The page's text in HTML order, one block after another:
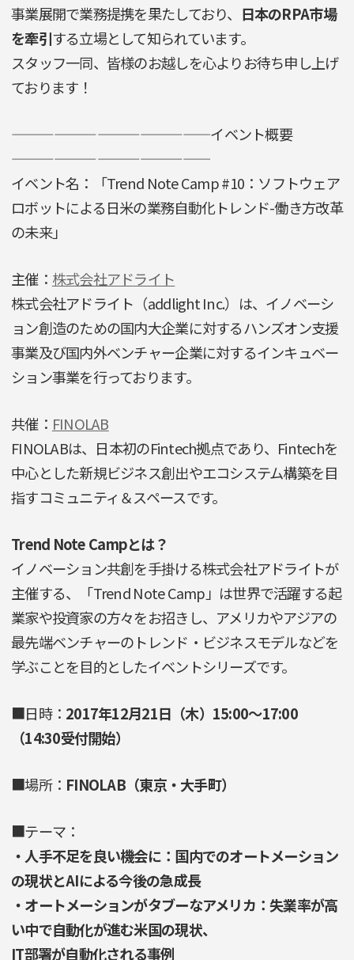
事業展開で業務提携を果たしており、 日本のRPA市場
を牽引する立場として知られています。
スタッフ一同、皆様のお越しを心よりお待ち申し上げ
ております！
——————————————イベント概要
——————————————
イベント名：「Trend Note Camp #10：ソフトウェア
ロボットによる日米の業務自動化トレンド-働き方改革
の未来」
主催： 株式会社アドライト
株式会社アドライト（addlight Inc.）は、イノベーシ
ョン創造のための国内大企業に対するハンズオン支援
事業及び国内外ベンチャー企業に対するインキュベー
ション事業を行っております。
共催： FINOLAB
FINOLABは、日本初のFintech拠点であり、Fintechを
中心とした新規ビジネス創出やエコシステム構築を目
指すコミュニティ＆スペースです。
Trend Note Campとは？
イノベーション共創を手掛ける株式会社アドライトが
主催する、「Trend Note Camp」は世界で活躍する起
業家や投資家の方々をお招きし、アメリカやアジアの
最先端ベンチャーのトレンド・ビジネスモデルなどを
学ぶことを目的としたイベントシリーズです。
■日時： 2017年12月21日（木）15:00～17:00
（14:30受付開始）
■場所： FINOLAB（東京・大手町）
■テーマ：
・人手不足を良い機会に：国内でのオートメーション
の現状とAIによる今後の急成長
・オートメーションがタブーなアメリカ：失業率が高
い中で自動化が進む米国の現状、
IT部署が自動化される事例